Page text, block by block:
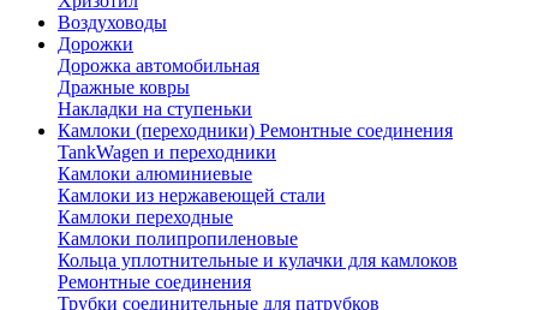
Воздуховоды
Дорожки
Дорожка автомобильная
Дражные ковры
Накладки на ступеньки
Камлоки (переходники) Ремонтные соединения
TankWagen и переходники
Камлоки алюминиевые
Камлоки из нержавеющей стали
Камлоки переходные
Камлоки полипропиленовые
Кольца уплотнительные и кулачки для камлоков
Ремонтные соединения
Трубки соединительные для патрубков